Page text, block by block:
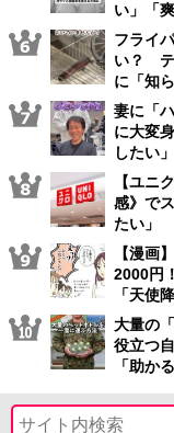
い」「
フライ
い？ テ
に「知
妻に「
に大変
したい
【ユニ
感》で
たい」
【漫画
2000円
「天使
大量の
役立つ
「助かる